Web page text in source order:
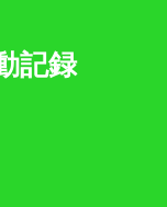
記録